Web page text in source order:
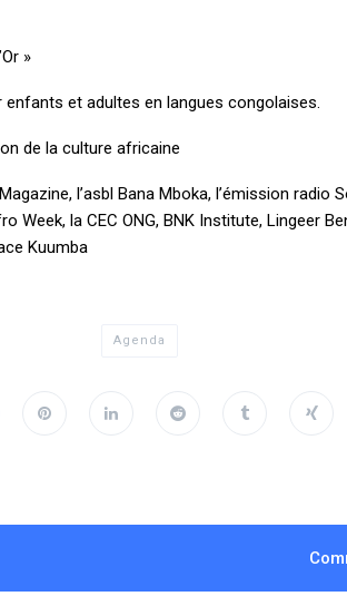
»
enfants et adultes en langues congolaises.
de la culture africaine
l’asbl Bana Mboka, l’émission radio
Week, la CEC ONG, BNK Institute, Lingeer
Kuumba
Agenda